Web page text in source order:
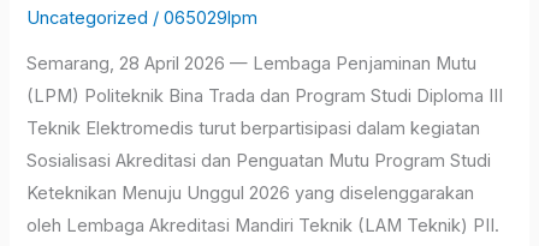
Uncategorized /065029lpm
Semarang, 28 April 2026 — Lembaga Penjaminan Mutu
(LPM) Politeknik Bina Trada dan Program Studi Diploma III
Teknik Elektromedis turut berpartisipasi dalam kegiatan
Sosialisasi Akreditasi dan Penguatan Mutu Program Studi
Keteknikan Menuju Unggul 2026 yang diselenggarakan
oleh Lembaga Akreditasi Mandiri Teknik (LAM Teknik) PII.
Mutu
Program
Studi
Keteknikan
Menuju
Unggul
2026